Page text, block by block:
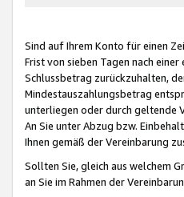
Sind auf Ihrem Konto für einen
Frist von sieben Tagen nach
Schlussbetrag zurückzuhalten,
Mindestauszahlungsbetrag
unterliegen oder durch geltende
An Sie unter Abzug bzw.
Ihnen gemäß der Vereinbarung
Sollten Sie, gleich aus welchem
an Sie im Rahmen der